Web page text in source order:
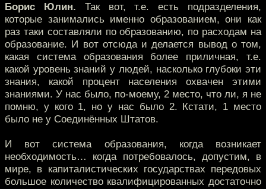
Борис Юлин. Так вот, т.е. есть подразделения,
которые занимались именно образованием, они как
раз таки составляли по образованию, по расходам на
образование. И вот отсюда и делается вывод о том,
какая система образования более приличная, т.е.
какой уровень знаний у людей, насколько глубоки эти
знания, какой процент населения охвачен этими
знаниями. У нас было, по-моему, 2 место, что ли, я не
помню, у кого 1, но у нас было 2. Кстати, 1 место
было не у Соединённых Штатов.
И вот система образования, когда возникает
необходимость… когда потребовалось, допустим, в
мире, в капиталистических государствах передовых
большое количество квалифицированных достаточно